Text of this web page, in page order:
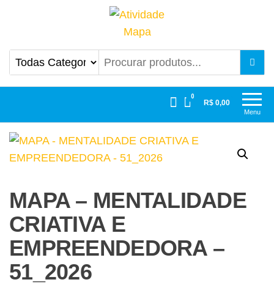
Atividade Mapa Mapa UniCesumar
Menu
0
R$ 0,00
MAPA – MENTALIDADE
CRIATIVA E
EMPREENDEDORA –
51_2026